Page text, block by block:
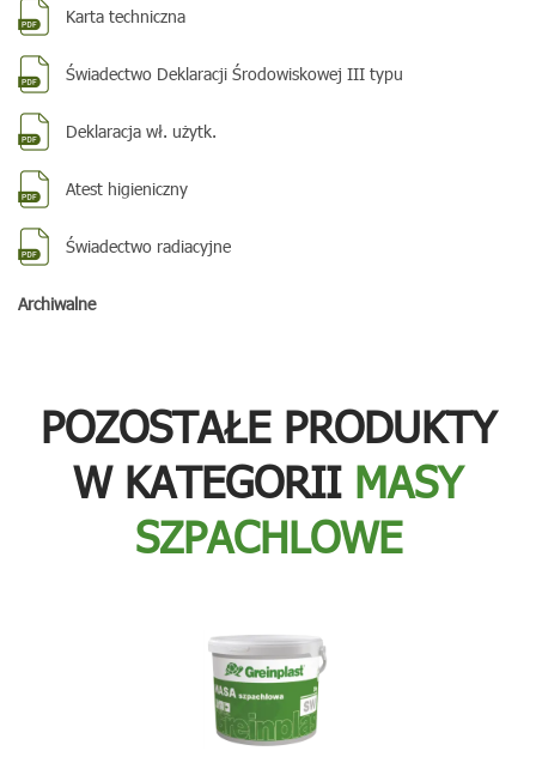
Karta techniczna
Świadectwo Deklaracji Środowiskowej III typu
Deklaracja wł. użytk.
Atest higieniczny
Świadectwo radiacyjne
Archiwalne
POZOSTAŁE PRODUKTY
W KATEGORII MASY
SZPACHLOWE